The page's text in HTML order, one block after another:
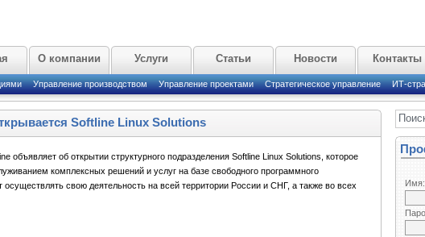
О компании Услуги Статьи Новости Контакты
Управление производством Управление проектами Стратегическое управление ИТ-
Softline Linux Solutions
объявляет об открытии структурного подразделения Softline Linux Solutions, которое
комплексных решений и услуг на базе свободного программного
свою деятельность на всей территории России и СНГ, а также во всех
Имя: